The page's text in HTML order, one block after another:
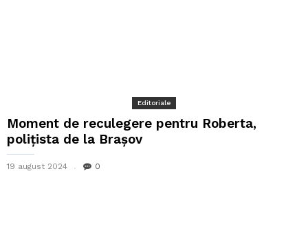
Editoriale
Moment de reculegere pentru Roberta,
polițista de la Brașov
19 august 2024 0